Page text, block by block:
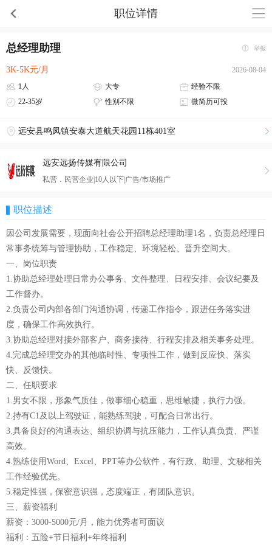
职位详情
总经理助理 举报
3K-5K元/月
2026-08-04
1人
大专
经验不限
22-35岁
性别不限 微简历可投
远安县鸣凤镇安泰大道航天花园11栋401室
远安远扬传媒有限公司
私营．民营企业|10人以下|广告/市场推广
职位描述
因公司发展需要，现面向社会公开招聘总经理助理1名，负责总经理日
常事务统筹与管理协助，工作稳定、环境轻松、晋升空间大。
一、岗位职责
1.协助总经理处理日常办公事务、文件整理、日程安排、会议纪要及
工作督办。
2.负责公司内部各部门沟通协调，传递工作指令，跟进任务落实进
度，确保工作高效执行。
3.协助总经理对接外部客户、商务接待、行程安排及相关事务处理。
4.完成总经理交办的其他临时性、专项性工作，做到反应快、落实
快、反馈快。
二、任职要求
1.男女不限，形象气质佳，做事细心稳重，思维敏捷，执行力强。
2.持有C1及以上驾驶证，能熟练驾驶，可配合日常出行。
3.具备良好的沟通表达、组织协调与抗压能力，工作认真负责、严谨
高效。
4.熟练使用Word、Excel、PPT等办公软件，有行政、助理、文秘相关
工作经验优先。
5.稳定性强，保密意识强，态度端正，有团队意识。
三、薪资福利
薪资：3000-5000元/月，能力优秀者可面议
福利：五险+节日福利+年终福利